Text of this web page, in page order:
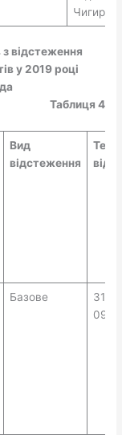
відстеження
у 2019 році
Таблиця 4
Вид
відстеження
Базове